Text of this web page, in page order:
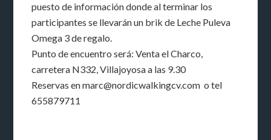
puesto de información donde al terminar los
participantes se llevarán un brik de Leche Puleva
Omega 3 de regalo.
Punto de encuentro será: Venta el Charco,
carretera N332, Villajoyosa a las 9.30
Reservas en marc@nordicwalkingcv.com o tel
655879711